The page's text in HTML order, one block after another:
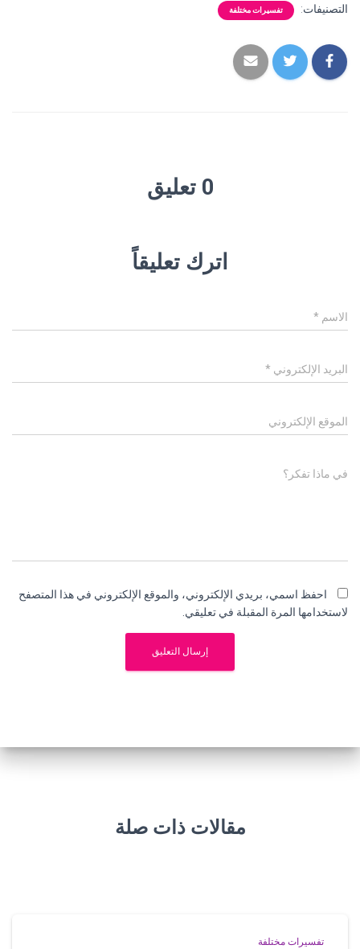
التصنيفات: تفسيرات مختلفة
0 تعليق
اترك تعليقاً
الاسم *
البريد الإلكتروني *
الموقع الإلكتروني
في ماذا تفكر؟
احفظ اسمي، بريدي الإلكتروني، والموقع الإلكتروني في هذا المتصفح
لاستخدامها المرة المقبلة في تعليقي.
مقالات ذات صلة
تفسيرات مختلفة